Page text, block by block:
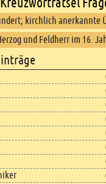
kirchlich anerkannte
und Feldherr im 16.